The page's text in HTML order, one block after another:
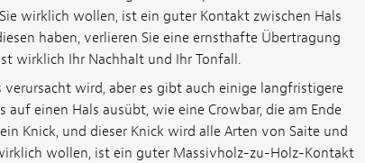
wirklich wollen, ist ein guter Kontakt zwischen Hals
haben, verlieren Sie eine ernsthafte Übertragung
wirklich Ihr Nachhalt und Ihr Tonfall.
wird, aber es gibt auch einige langfristigere
einen Hals ausübt, wie eine Crowbar, die am Ende
Knick, und dieser Knick wird alle Arten von Saite und
wollen, ist ein guter Massivholz-zu-Holz-Kontakt